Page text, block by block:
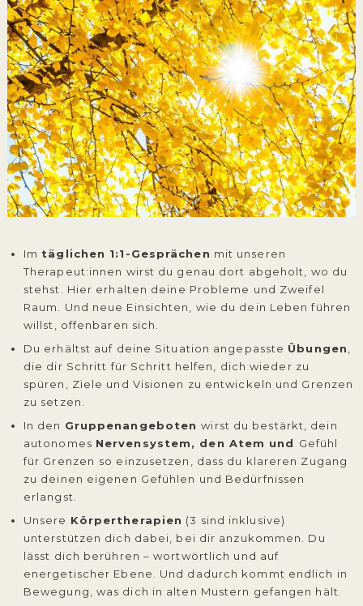
Im täglichen 1:1-Gesprächen mit unseren
Therapeut:innen wirst du genau dort abgeholt, wo du
stehst. Hier erhalten deine Probleme und Zweifel
Raum. Und neue Einsichten, wie du dein Leben führen
willst, offenbaren sich.
Du erhältst auf deine Situation angepasste Übungen
die dir Schritt für Schritt helfen, dich wieder zu
spüren, Ziele und Visionen zu entwickeln und Grenzen
zu setzen.
In den Gruppenangebotenwirst du bestärkt, dein
autonomes Nervensystem, den Atem und Gefühl
für Grenzen so einzusetzen, dass du klareren Zugang
zu deinen eigenen Gefühlen und Bedürfnissen
erlangst.
Unsere Körpertherapien (3 sind inklusive)
unterstützen dich dabei, bei dir anzukommen. Du
lässt dich berühren – wortwörtlich und auf
energetischer Ebene. Und dadurch kommt endlich in
Bewegung, was dich in alten Mustern gefangen hält.